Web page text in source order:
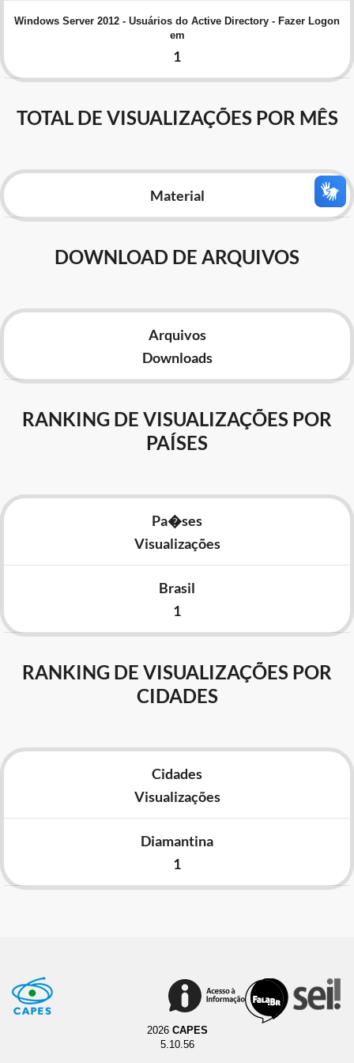
Advocacia-Geral da União
Planalto
Windows Server 2012 - Usuários do Active Directory - Fazer Logon
em
1
TOTAL DE VISUALIZAÇÕES POR MÊS
Material
DOWNLOAD DE ARQUIVOS
Arquivos
Downloads
RANKING DE VISUALIZAÇÕES POR
PAÍSES
Pa�ses
Visualizações
Brasil
1
RANKING DE VISUALIZAÇÕES POR
CIDADES
Cidades
Visualizações
Diamantina
1
2026 CAPES
5.10.56